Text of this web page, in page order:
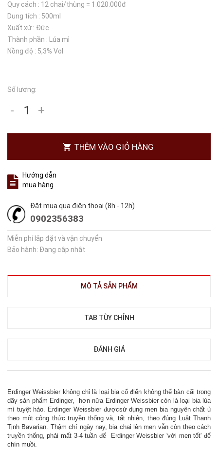
Quy cách : 12 chai/thùng = 1.020.000đ
Dung tích : 500ml
Xuất xứ : Đức
Thành phần : Lúa mì
Nồng độ : 5,3% Vol
Số lượng:
- +
THÊM VÀO GIỎ HÀNG
Hướng dẫn
mua hàng
Đặt mua qua điện thoại (8h - 12h)
0902356383
Miễn phí lắp đặt và vận chuyển
Bảo hành: Đang cập nhật
MÔ TẢ SẢN PHẨM
TAB TÙY CHỈNH
ĐÁNH GIÁ
Erdinger Weissbier không chỉ là loại bia cổ điển không thể bàn cãi trong
dãy sản phẩm Erdinger, hơn nữa Erdinger Weissbier còn là loại bia lúa
mì tuyệt hảo. Erdinger Weissbier đượcsử dụng men bia nguyên chất ủ
theo một công thức truyền thống và, tất nhiên, theo đúng Luật Thanh
Tịnh Bavarian. Thậm chí ngày nay, bia chai lên men vẫn còn theo cách
truyền thống, phải mất 3-4 tuần để Erdinger Weissbier 'với men tốt' để
chín muồi.